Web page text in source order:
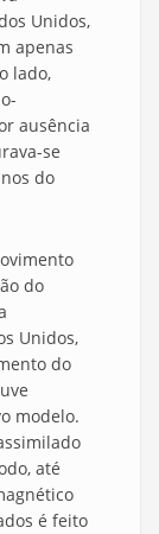
Unidos,
apenas
lado,
ausência
se
do
do
Unidos,
do
modelo.
até
é feito